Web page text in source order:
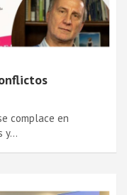
complace en
y…